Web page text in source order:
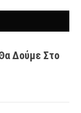
Δούμε Στο